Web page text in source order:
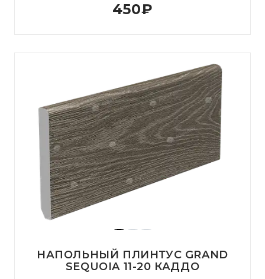
450₽
НАПОЛЬНЫЙ ПЛИНТУС GRAND
SEQUOIA 11-20 КАДДО